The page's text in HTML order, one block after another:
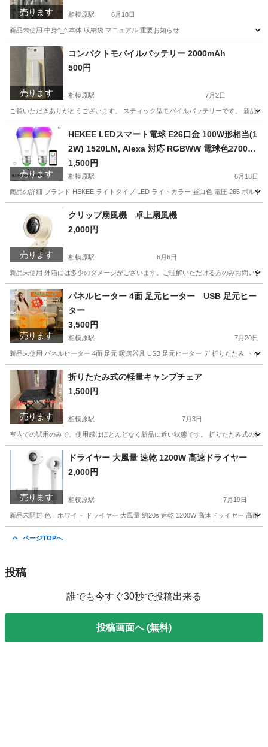
売ります 相模原駅 6月18日
新品未使用 中身^_^ 本体 収納袋 マニュアル 重要お知らせ
神奈川 相模原市 相模原駅 生活家電 スチーム
売ります
コンパクトモバイルバッテリー 2000mAh
500円
相模原駅 7月2日
ご覧いただきありがとうございます。 スティック型モバイルバッテリーです。 新品未
神奈川 相模原市 携帯アクセサリー
売ります
HEKEE LEDスマート電球 E26口金 100W形相当(1
2W) 1520LM, Alexa 対応 RGBWW 電球色2700K
1600万色 間接照明 (2個パック)
1,500円
相模原駅 6月18日
商品の詳細 ブランド HEKEE ライトタイプ LED ライトカラー 昼白色 電圧 265 ボル
神奈川 相模原市 相模原駅 生活家電 電球
売ります
クリップ扇風機 卓上扇風機
2,000円
相模原駅 6月6日
新品未使用 外箱には多少のダメージがございます。ご理解いただける方のみお問い
神奈川 相模原市 相模原駅 季節、空調家電
売ります
パネルヒーター 4面 足元ヒーター USB 足元ヒー
ター
3,500円
相模原駅 7月20日
新品未使用 パネルヒーター 4面 足元 暖房器具 USB 足元ヒーター デ 折りたたみ トイ
神奈川 相模原市 相模原駅 季節、空調家電
売ります
折りたたみ式の軽量キャンプチェア
1,500円
相模原駅 7月3日
室内での試用のみで、使用感はほとんどなく新品に近い状態です。 折りたたみ式の
神奈川 相模原市 相模原駅 家庭用品 キャンプチェア
売ります
ドライヤー 大風量 速乾 1200W 高速ドライヤー
2,000円
相模原駅 7月19日
新品未開封 色：ホワイト ドライヤー 大風量 約20s 速乾 1200W 高速ドライヤー 高耐
ページTOPへ
投稿
誰でも今すぐ30秒で投稿出来る
投稿画面へ (無料)